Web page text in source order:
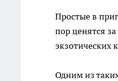
Простые в
пор ценятся
экзотических
Одним из